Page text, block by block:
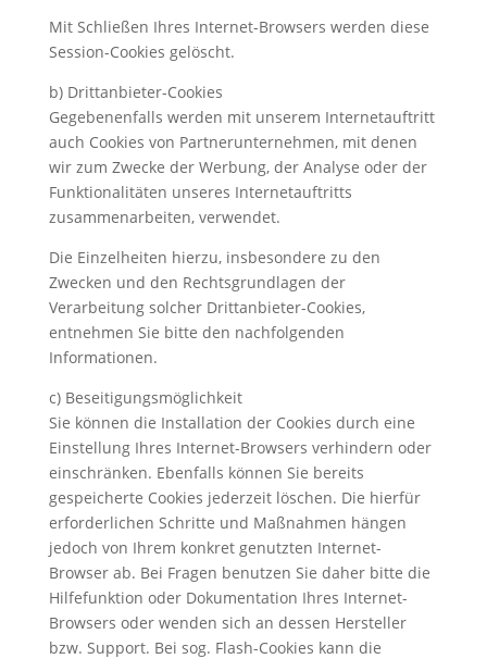
Mit Schließen Ihres Internet-Browsers werden diese
Session-Cookies gelöscht.
b) Drittanbieter-Cookies
Gegebenenfalls werden mit unserem Internetauftritt
auch Cookies von Partnerunternehmen, mit denen
wir zum Zwecke der Werbung, der Analyse oder der
Funktionalitäten unseres Internetauftritts
zusammenarbeiten, verwendet.
Die Einzelheiten hierzu, insbesondere zu den
Zwecken und den Rechtsgrundlagen der
Verarbeitung solcher Drittanbieter-Cookies,
entnehmen Sie bitte den nachfolgenden
Informationen.
c) Beseitigungsmöglichkeit
Sie können die Installation der Cookies durch eine
Einstellung Ihres Internet-Browsers verhindern oder
einschränken. Ebenfalls können Sie bereits
gespeicherte Cookies jederzeit löschen. Die hierfür
erforderlichen Schritte und Maßnahmen hängen
jedoch von Ihrem konkret genutzten Internet-
Browser ab. Bei Fragen benutzen Sie daher bitte die
Hilfefunktion oder Dokumentation Ihres Internet-
Browsers oder wenden sich an dessen Hersteller
bzw. Support. Bei sog. Flash-Cookies kann die